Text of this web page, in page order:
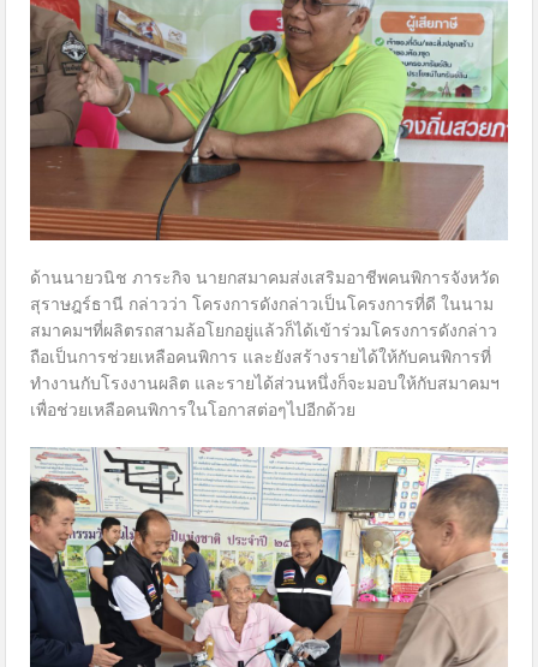
ด้านนายวนิช ภาระกิจ นายกสมาคมส่งเสริมอาชีพคนพิการจังหวัด
สุราษฎร์ธานี กล่าวว่า โครงการดังกล่าวเป็นโครงการที่ดี ในนาม
สมาคมฯที่ผลิตรถสามล้อโยกอยู่แล้วก็ได้เข้าร่วมโครงการดังกล่าว
ถือเป็นการช่วยเหลือคนพิการ และยังสร้างรายได้ให้กับคนพิการที่
ทำงานกับโรงงานผลิต และรายได้ส่วนหนึ่งก็จะมอบให้กับสมาคมฯ
เพื่อช่วยเหลือคนพิการในโอกาสต่อๆไปอีกด้วย